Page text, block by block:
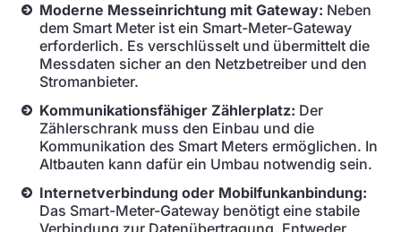
Moderne Messeinrichtung mit Gateway: Neben
dem Smart Meter ist ein Smart-Meter-Gateway
erforderlich. Es verschlüsselt und übermittelt die
Messdaten sicher an den Netzbetreiber und den
Stromanbieter.
Kommunikationsfähiger Zählerplatz: Der
Zählerschrank muss den Einbau und die
Kommunikation des Smart Meters ermöglichen. In
Altbauten kann dafür ein Umbau notwendig sein.
Internetverbindung oder Mobilfunkanbindung:
Das Smart-Meter-Gateway benötigt eine stabile
Verbindung zur Datenübertragung. Entweder